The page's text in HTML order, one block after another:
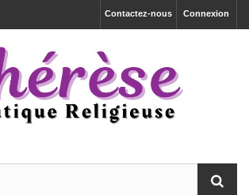
Connexion
Contactez-nous